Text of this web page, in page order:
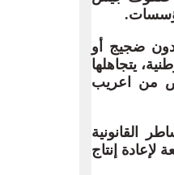
ضجيج أو
يتجاهلها
من اعريب
القانونية
إنتاج